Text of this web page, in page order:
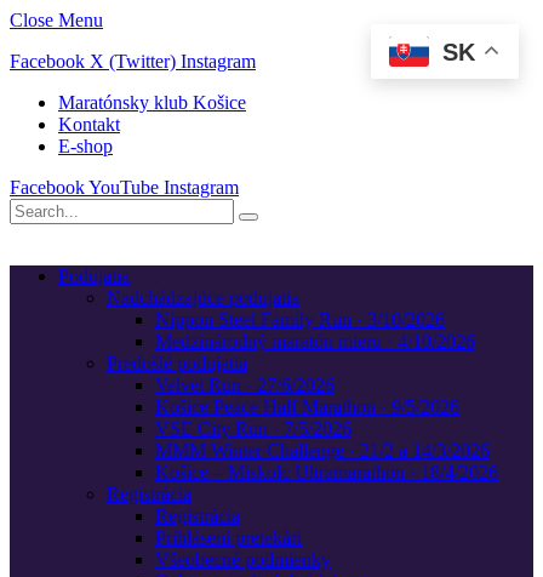
Close Menu
Facebook X (Twitter) Instagram
Maratónsky klub Košice
Kontakt
E-shop
FacebookYouTube Instagram
Podujatia
Nadchádzajúce podujatia
Nippon Steel Family Run · 3/10/2026
Medzinárodný maratón mieru · 4/10/2026
Predošlé podujatia
Velvet Run · 27/6/2026
Košice Peace Half Marathon · 9/5/2026
VSE City Run · 7/5/2026
MMM Winter Challenge · 21/2 a 14/3/2026
Košice – Miskolc Ultramarathon · 18/4/2026
Registrácia
Registrácia
Prihlásení pretekári
Všeobecné podmienky
SK